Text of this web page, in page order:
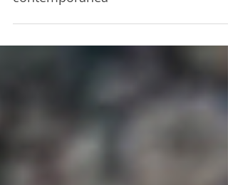
"Conti in sospeso" Collettiva d'arte
contemporanea